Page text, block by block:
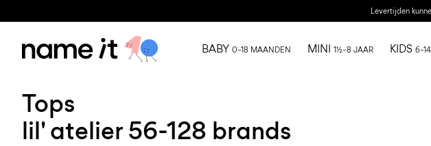
Levertijden
BABY 0–18 MAANDEN MINI 1½–8 JAAR KIDS
Tops
lil' atelier 56-128 brands